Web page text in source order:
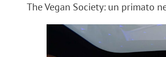
The Vegan Society: un primato